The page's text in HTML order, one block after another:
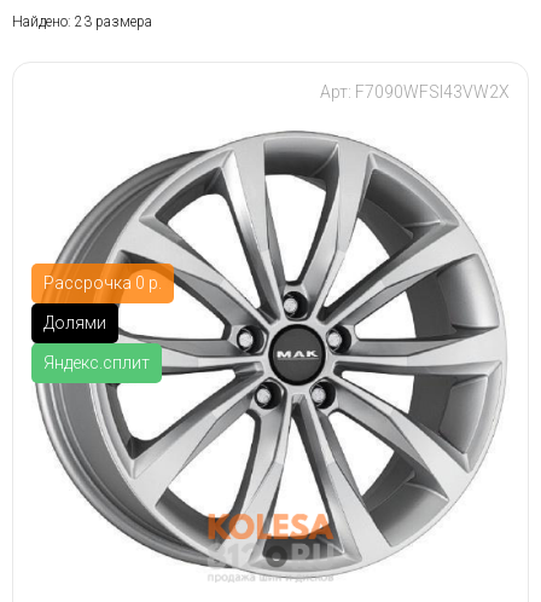
21:00
Найдено: 23 размера
Рассрочка 0 р.
Долями
Яндекс.сплит
Арт: F7090WFSI43VW2X